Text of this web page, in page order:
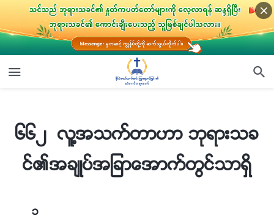
၆၆၂ လူ႔အသက္တာဟာ ဘုရားသခ
င္၏အခ်ဳပ္အျခာေအာက္တြင္သာရွိ
၁